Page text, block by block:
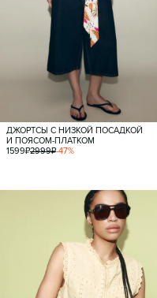
ДЖОРТСЫ С НИЗКОЙ ПОСАДКОЙ
И ПОЯСОМ-ПЛАТКОМ
1599₽2999₽-47%